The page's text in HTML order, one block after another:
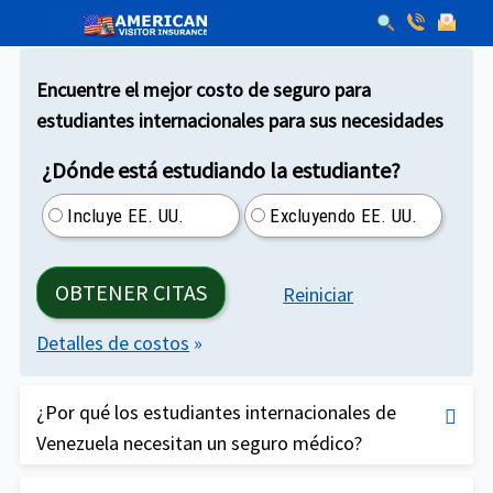
Encuentre el mejor costo de seguro para
estudiantes internacionales para sus necesidades
¿Dónde está estudiando la estudiante?
Incluye EE. UU. Excluyendo EE. UU.
OBTENER CITAS
Reiniciar
Detalles de costos »
¿Por qué los estudiantes internacionales de
Venezuela necesitan un seguro médico?